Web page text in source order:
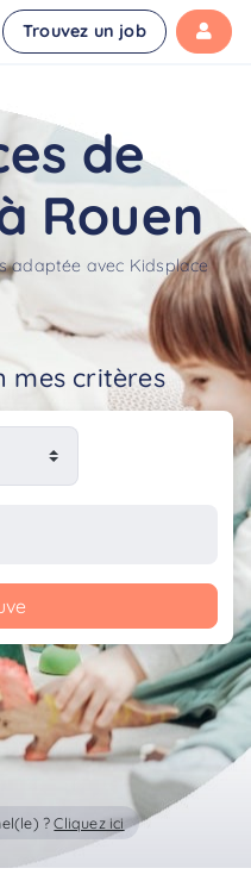
Trouvez un job
de
Rouen
adaptée avec Kidsplace
mes critères
?Cliquez ici